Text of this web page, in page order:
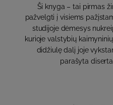
Ši knyga – tai pirmas
pažvelgti į visiems
studijoje dėmesys
kurioje valstybių
didžiulę dalį joje
parašyta